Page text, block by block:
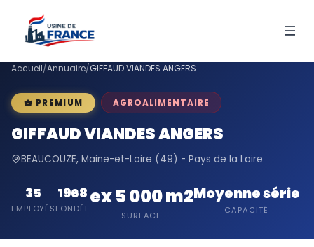
Accueil/Annuaire/GIFFAUD VIANDES ANGERS
PREMIUM AGROALIMENTAIRE
GIFFAUD VIANDES ANGERS
BEAUCOUZE, Maine-et-Loire (49) - Pays de la Loire
35
EMPLOYÉS
1968
FONDÉE
ex 5 000 m2
SURFACE
Moyenne série
CAPACITÉ